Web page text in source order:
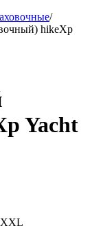
/
hikeXp
Yacht
XXL